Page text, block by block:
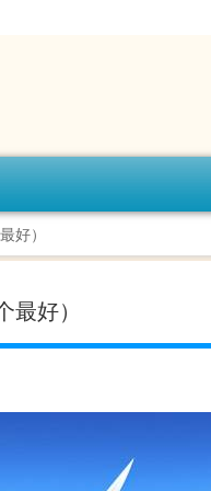
好）
好）